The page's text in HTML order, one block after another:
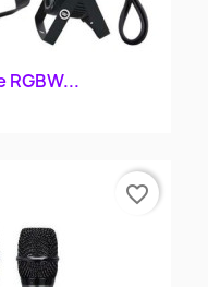
RGBW...
favorite_border